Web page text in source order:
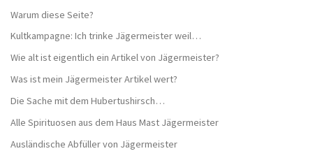
Warum diese Seite?
Kultkampagne: Ich trinke Jägermeister weil…
Wie alt ist eigentlich ein Artikel von Jägermeister?
Was ist mein Jägermeister Artikel wert?
Die Sache mit dem Hubertushirsch…
Alle Spirituosen aus dem Haus Mast Jägermeister
Ausländische Abfüller von Jägermeister